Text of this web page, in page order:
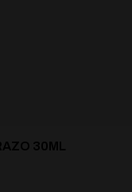
30ML